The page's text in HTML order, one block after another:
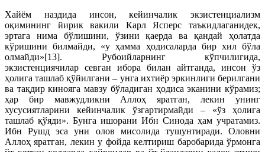
Хайём наздида инсон, кейинчалик экзистенциализм
оқимининг йирик вакили Карл Ясперс таъкидлаганидек,
эртага нима бўлишини, ўзини қаерда ва қандай ҳолатда
кўришини билмайди, «у ҳамма ҳодисаларда бир хил бўла
олмайди»[13]. Рубоийларнинг кўпчилигида,
экзистенциячилар севган ибора билан айтганда, инсон ўз
ҳолига ташлаб қўйилгани – унга ихтиёр эркинлиги берилгани
ва тақдир кинояга мавзу бўладиган ҳодиса эканини кўрамиз;
ҳар бир мавжудликни Аллоҳ яратган, лекин унинг
хусусиятларини кейинчалик ўзгартирмайди – «ўз ҳолига
ташлаб қўяди». Бунга ишорани Ибн Синода ҳам учратамиз.
Ибн Рушд эса уни олов мисолида тушунтиради. Оловни
Аллоҳ яратган, лекин у фойда келтириш баробарида ўрмонга